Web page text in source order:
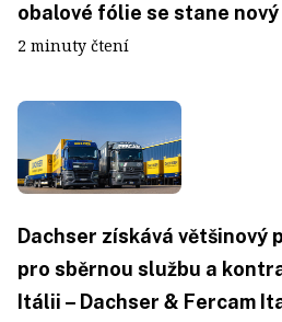
obalové fólie se stane
2 minuty čtení
Dachser získává většinový
pro sběrnou službu a
Itálii – Dachser & Fercam